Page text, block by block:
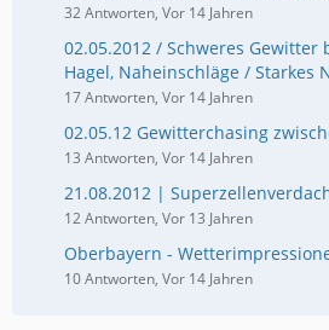
32 Antworten, Vor 14 Jahren
02.05.2012 / Schweres Gewitter
Hagel, Naheinschläge / Starkes
17 Antworten, Vor 14 Jahren
02.05.12 Gewitterchasing
13 Antworten, Vor 14 Jahren
21.08.2012 |
12 Antworten, Vor 13 Jahren
Oberbayern -
10 Antworten, Vor 14 Jahren